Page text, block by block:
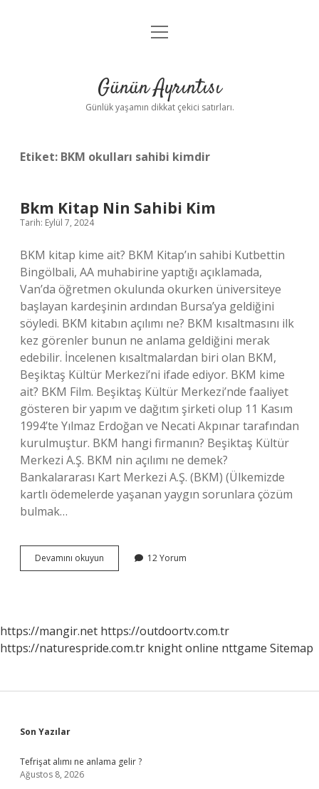
Anasayfa
Yasal Uyarı
menüyü
Günün Ayrıntısı
Günlük yaşamın dikkat çekici satırları.
Etiket: BKM okulları sahibi kimdir
Bkm Kitap Nin Sahibi Kim
Tarih: Eylül 7, 2024
BKM kitap kime ait? BKM Kitap’ın sahibi Kutbettin
Bingölbali, AA muhabirine yaptığı açıklamada,
Van’da öğretmen okulunda okurken üniversiteye
başlayan kardeşinin ardından Bursa’ya geldiğini
söyledi. BKM kitabın açılımı ne? BKM kısaltmasını ilk
kez görenler bunun ne anlama geldiğini merak
edebilir. İncelenen kısaltmalardan biri olan BKM,
Beşiktaş Kültür Merkezi’ni ifade ediyor. BKM kime
ait? BKM Film. Beşiktaş Kültür Merkezi’nde faaliyet
gösteren bir yapım ve dağıtım şirketi olup 11 Kasım
1994’te Yılmaz Erdoğan ve Necati Akpınar tarafından
kurulmuştur. BKM hangi firmanın? Beşiktaş Kültür
Merkezi A.Ş. BKM nin açılımı ne demek?
Bankalararası Kart Merkezi A.Ş. (BKM) (Ülkemizde
kartlı ödemelerde yaşanan yaygın sorunlara çözüm
bulmak…
Devamını okuyun
Kitap
12 Yorum
https://mangir.net https://outdoortv.com.tr
https://naturespride.com.tr knight online nttgame Sitemap
Sidebar
Son Yazılar
Tefrişat alımı ne anlama gelir ?
Ağustos 8, 2026